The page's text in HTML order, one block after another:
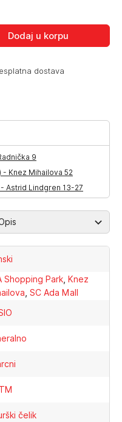
Dodaj u korpu
dostava
9
- Knez Mihailova 52
Astrid Lindgren 13-27
Shopping Park, Knez
, SC Ada Mall
čelik